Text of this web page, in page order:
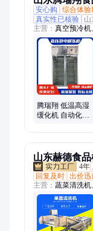
安心购
综合体验
真实性已核验
山
主营： 真空预冷
温高湿解冻柜、
腾瑞翔 低温高湿
缓化机 自动化解
山东赫德食
4年
回复及时 出价迅
主营： 蔬菜清洗
水线、气泡清洗
器、果蔬清洗设